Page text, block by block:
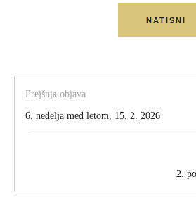
NATISNI
Prejšnja objava
6. nedelja med letom, 15. 2. 2026
2.